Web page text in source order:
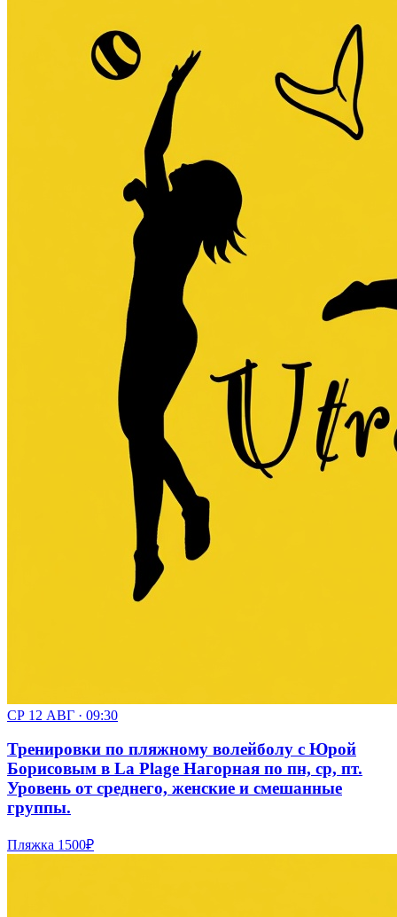
СР 12 АВГ · 09:30
Тренировки по пляжному волейболу с Юрой
Борисовым в La Plage Нагорная по пн, ср, пт.
Уровень от среднего, женские и смешанные
группы.
Пляжка 1500₽